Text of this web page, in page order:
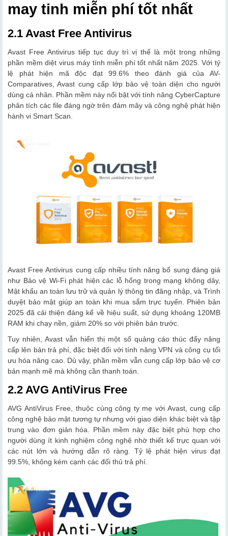
may tinh miễn phí tốt nhất
2.1 Avast Free Antivirus
Avast Free Antivirus tiếp tục duy trì vị thế là một trong những
phần mềm diệt virus máy tính miễn phí tốt nhất năm 2025. Với tỷ
lệ phát hiện mã độc đạt 99.6% theo đánh giá của AV-
Comparatives, Avast cung cấp lớp bảo vệ toàn diện cho người
dùng cá nhân. Phần mềm này nổi bật với tính năng CyberCapture
phân tích các file đáng ngờ trên đám mây và công nghệ phát hiện
hành vi Smart Scan.
Avast Free Antivirus cung cấp nhiều tính năng bổ sung đáng giá
như Bảo vệ Wi-Fi phát hiện các lỗ hổng trong mạng không dây,
Mật khẩu an toàn lưu trữ và quản lý thông tin đăng nhập, và Trình
duyệt bảo mật giúp an toàn khi mua sắm trực tuyến. Phiên bản
2025 đã cải thiện đáng kể về hiệu suất, sử dụng khoảng 120MB
RAM khi chạy nền, giảm 20% so với phiên bản trước.
Tuy nhiên, Avast vẫn hiển thị một số quảng cáo thúc đẩy nâng
cấp lên bản trả phí, đặc biệt đối với tính năng VPN và công cụ tối
ưu hóa nâng cao. Dù vậy, phần mềm vẫn cung cấp lớp bảo vệ cơ
bản mạnh mẽ mà không cần thanh toán.
2.2 AVG AntiVirus Free
AVG AntiVirus Free, thuộc cùng công ty mẹ với Avast, cung cấp
công nghệ bảo mật tương tự nhưng với giao diện khác biệt và tập
trung vào đơn giản hóa. Phần mềm này đặc biệt phù hợp cho
người dùng ít kinh nghiệm công nghệ nhờ thiết kế trực quan với
các nút lớn và hướng dẫn rõ ràng. Tỷ lệ phát hiện virus đạt
99.5%, không kém cạnh các đối thủ trả phí.